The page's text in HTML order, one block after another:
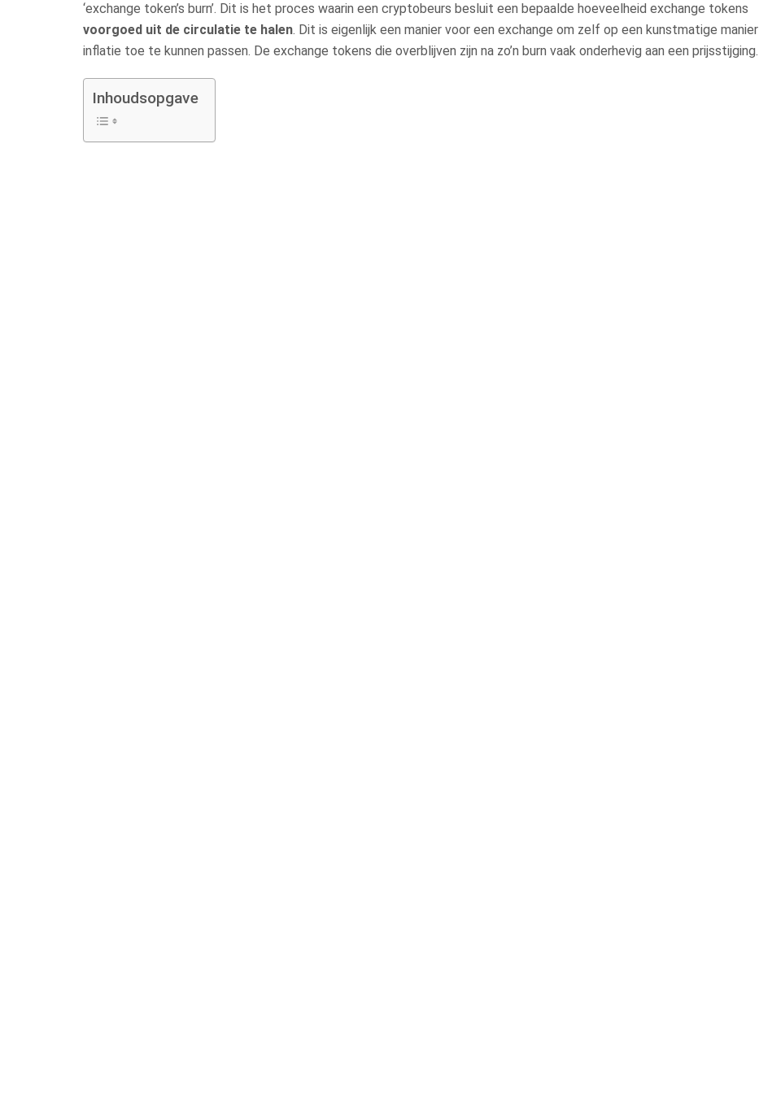
‘exchange token’s burn’. Dit is het proces waarin een cryptobeurs besluit een bepaalde hoeveelheid exchange tokens
voorgoed uit de circulatie te halen. Dit is eigenlijk een manier voor een exchange om zelf op een kunstmatige manier
inflatie toe te kunnen passen. De exchange tokens die overblijven zijn na zo’n burn vaak onderhevig aan een prijsstijging.
Inhoudsopgave